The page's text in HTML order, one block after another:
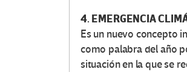
4. EMERGENCIA
Es un nuevo concepto
como palabra del año
situación en la que se